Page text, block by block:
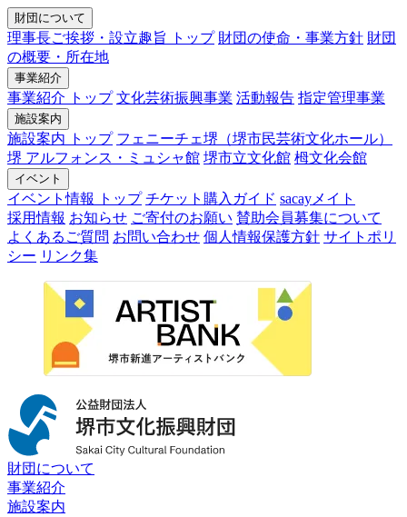
財団について
理事長ご挨拶・設立趣旨 トップ 財団の使命・事業方針 財団
の概要・所在地
事業紹介
事業紹介 トップ 文化芸術振興事業 活動報告 指定管理事業
施設案内
施設案内 トップ フェニーチェ堺（堺市民芸術文化ホール）
堺 アルフォンス・ミュシャ館 堺市立文化館 栂文化会館
イベント
イベント情報 トップ チケット購入ガイド sacayメイト
採用情報 お知らせ ご寄付のお願い 賛助会員募集について
よくあるご質問 お問い合わせ 個人情報保護方針 サイトポリ
シー リンク集
財団について
事業紹介
施設案内